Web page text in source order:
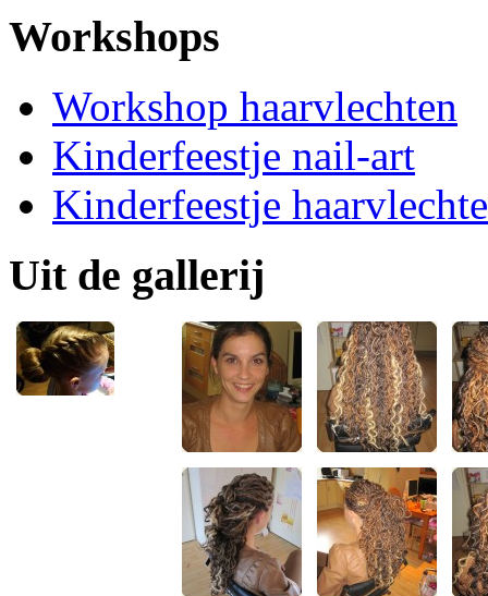
Workshops
Workshop haarvlechten
Kinderfeestje nail-art
Kinderfeestje
Uit de gallerij